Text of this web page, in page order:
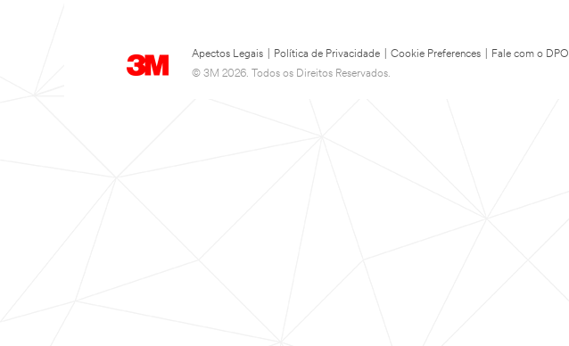
Apectos Legais Política de Privacidade Cookie Preferences
Fale com o DPO
© 3M 2026. Todos os Direitos Reservados.